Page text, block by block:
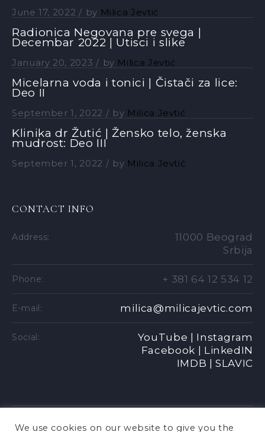
June 17, 2022 by Milica Jevtić
Radionica Negovana pre svega |
Decembar 2022 | Utisci i slike
January 20, 2023 by Milica Jevtić
Micelarna voda i tonici | Čistači za lice:
Deo II
September 1, 2022 by Milica Jevtić
Klinika dr Žutić | Žensko telo, ženska
mudrost: Deo III
September 1, 2022 by Milica Jevtić
CONTACT INFO
Address:
11000 Beograd
Srbija
Phone: + 381 64 12 534 12
E-mail: milica@milicajevtic.com
Social: YouTube |
Instagram
Facebook |
LinkedIN
IMDB |
SLAVIC
We use cookies on our website to give you the